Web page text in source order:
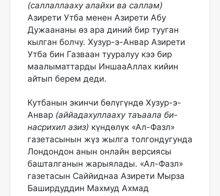
(саллаллааху алайхи ва саллам)
Азирети Утба менен Азирети Абу
Дужаананы өз ара диний бир тууган
кылган болчу. Хузур-э-Анвар Азирети
Утба бин Газваан тууралуу кээ бир
маалыматтарды ИншааАллах кийин
айтып берем деди.
Кутбанын экинчи бөлүгүндө Хузур-э-
Анвар (аййадахуллааху таъаала би-
насрихил азиз) күндөлүк «Ал-Фазл»
газетасынын жүз жылга толгондугунда
Лондондон анын онлайн версиясы
башталганын жарыялады. «Ал-Фазл»
газетасын Саййиднаа Азирети Мырза
Баширдуддин Махмуд Ахмад